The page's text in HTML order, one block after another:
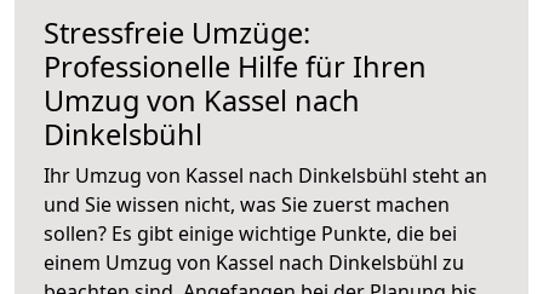
Stressfreie Umzüge:
Professionelle Hilfe für Ihren
Umzug von Kassel nach
Dinkelsbühl
Ihr Umzug von Kassel nach Dinkelsbühl steht an
und Sie wissen nicht, was Sie zuerst machen
sollen? Es gibt einige wichtige Punkte, die bei
einem Umzug von Kassel nach Dinkelsbühl zu